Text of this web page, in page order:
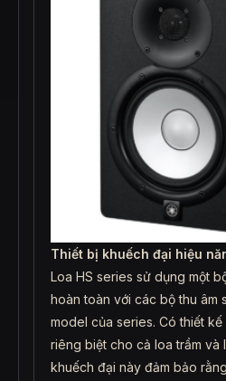
Thiết bị khuếch đại hiệu
Loa HS series sử dụng một
hoàn toàn với các bộ thu âm
model của series. Có thiết
riêng biệt cho cả loa trầm và
khuếch đại này đảm bảo